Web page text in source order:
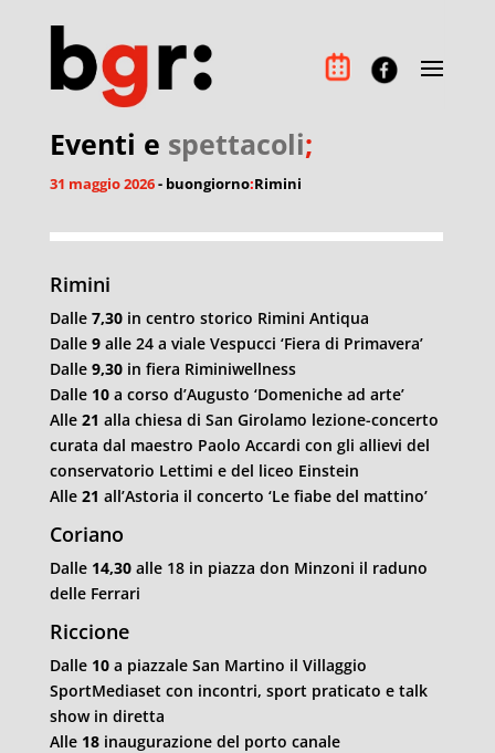
Eventi e spettacoli;
31 maggio 2026- buongiorno:Rimini
Rimini
Dalle 7,30in centro storico Rimini Antiqua
Dalle 9alle 24 a viale Vespucci ‘Fiera di Primavera’
Dalle 9,30in fiera Riminiwellness
Dalle 10a corso d’Augusto ‘Domeniche ad arte’
Alle 21 alla chiesa di San Girolamo lezione-concerto
curata dal maestro Paolo Accardi con gli allievi del
conservatorio Lettimi e del liceo Einstein
Alle 21 all’Astoria il concerto ‘Le fiabe del mattino’
Coriano
Dalle 14,30alle 18 in piazza don Minzoni il raduno
delle Ferrari
Riccione
Dalle 10a piazzale San Martino il Villaggio
SportMediaset con incontri, sport praticato e talk
show in diretta
Alle 18inaugurazione del porto canale